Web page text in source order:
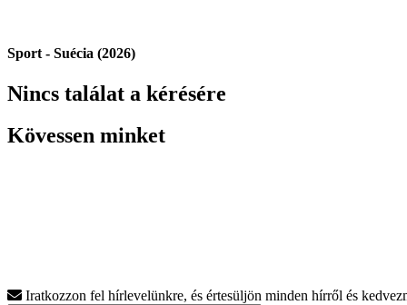
Sport - Suécia (2026)
Nincs találat a kérésére
Kövessen minket
Iratkozzon fel hírlevelünkre, és értesüljön minden hírről és